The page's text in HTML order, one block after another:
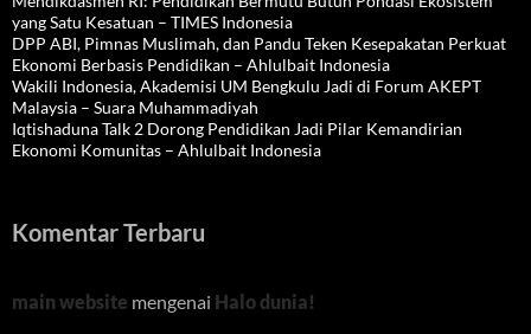
yang Satu Kesatuan – TIMES Indonesia
DPP ABI, Pimnas Muslimah, dan Pandu Teken Kesepakatan Perkuat
Ekonomi Berbasis Pendidikan – Ahlulbait Indonesia
Wakili Indonesia, Akademisi UM Bengkulu Jadi di Forum AKEPT
Malaysia – Suara Muhammadiyah
Iqtishaduna Talk 2 Dorong Pendidikan Jadi Pilar Kemandirian
Ekonomi Komunitas – Ahlulbait Indonesia
Komentar Terbaru
main website mengenai Halo dunia!